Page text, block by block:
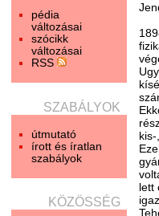
pédia
változásai
szócikk
változásai
RSS
SZABÁLYOK
útmutató
írott és íratlan
szabályok
KÖZÖSSÉG
lett